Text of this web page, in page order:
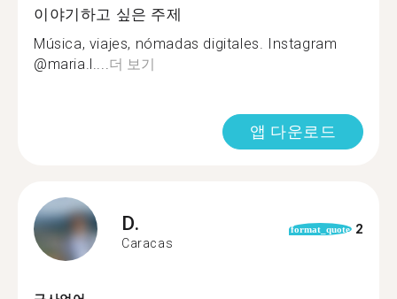
이야기하고 싶은 주제
Música, viajes, nómadas digitales. Instagram
@maria.l....더 보기
앱 다운로드
D.
Caracas
format_quote 2